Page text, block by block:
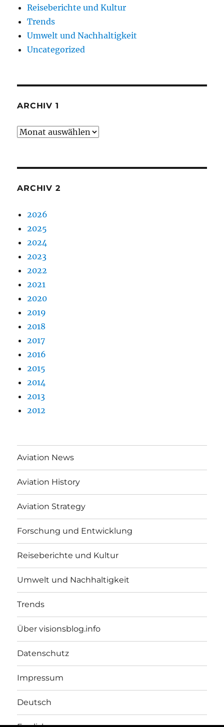
Reiseberichte und Kultur
Trends
Umwelt und Nachhaltigkeit
Uncategorized
ARCHIV 1
Archiv
ARCHIV 2
2026
2025
2024
2023
2022
2021
2020
2019
2018
2017
2016
2015
2014
2013
2012
Aviation News
Aviation History
Aviation Strategy
Forschung und Entwicklung
Reiseberichte und Kultur
Umwelt und Nachhaltigkeit
Trends
Über visionsblog.info
Datenschutz
Impressum
Deutsch